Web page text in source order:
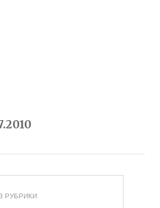
РУБРИКИ